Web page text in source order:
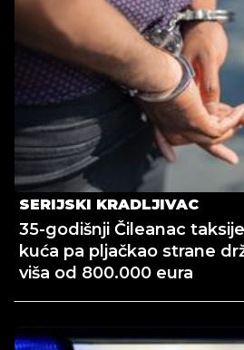
SERIJSKI KRADLJIVAC
35-godišnji Čileanac
kuća pa pljačkao strane
viša od 800.000 eura